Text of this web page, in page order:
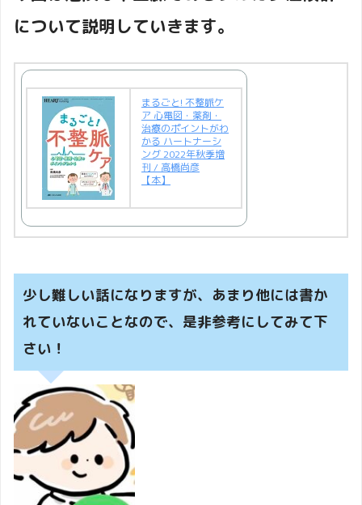
について説明していきます。
まるごと! 不整脈ケ
ア 心電図・薬剤・
治療のポイントがわ
かる ハートナーシ
ング 2022年秋季増
刊 / 高橋尚彦
【本】
少し難しい話になりますが、あまり他には書か
れていないことなので、是非参考にしてみて下
さい！